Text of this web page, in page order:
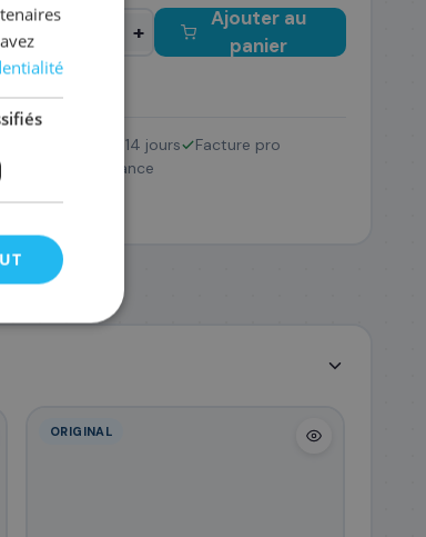
+
Ajouter au
panier
Retour 14 jours
Facture pro
SAV France
ORIGINAL
ENGLISH